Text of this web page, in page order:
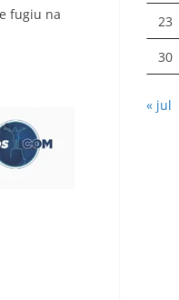
fugiu na
23
30
« jul